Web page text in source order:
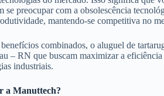
se preocupar com a obsolescência
mantendo-se competitiva no
combinados, o aluguel de
– RN que buscam maximizar a
industriais.
a Manuttech?